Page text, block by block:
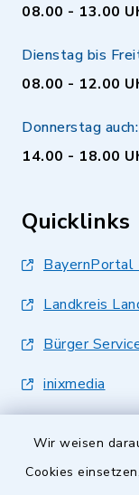
Wir weisen
Cookies
08.00 - 13.00
Dienstag bis
08.00 - 12.00
Donnerstag auch:
14.00 - 18.00
Quicklinks
BayernPortal
Landkreis
Bürger
inixmedia